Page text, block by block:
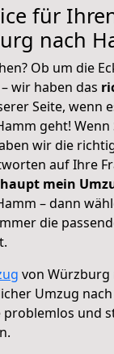
für
nach
Ob um die
wir haben das
Seite, wenn
geht! Wenn
wir die
auf Ihre
mein
– dann
die
von Würzburg
Umzug
problemlos und